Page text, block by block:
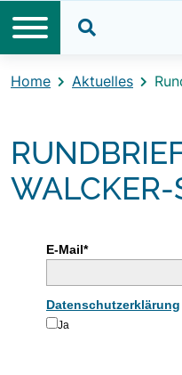
Home Aktuelles
WALCKER-
E-Mail*
Datenschutzerklärung
Ja